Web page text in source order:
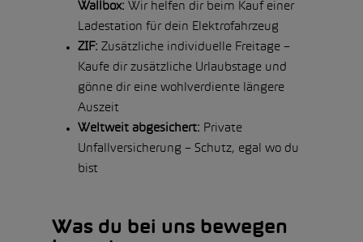
Wallbox: Wir helfen dir beim Kauf einer
Ladestation für dein Elektrofahrzeug
ZIF: Zusätzliche individuelle Freitage –
Kaufe dir zusätzliche Urlaubstage und
gönne dir eine wohlverdiente längere
Auszeit
Weltweit abgesichert: Private
Unfallversicherung – Schutz, egal wo du
bist
Was du bei uns bewegen